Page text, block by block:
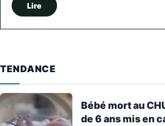
Lire
TENDANCE
Bébé mort au
de 6 ans mis en